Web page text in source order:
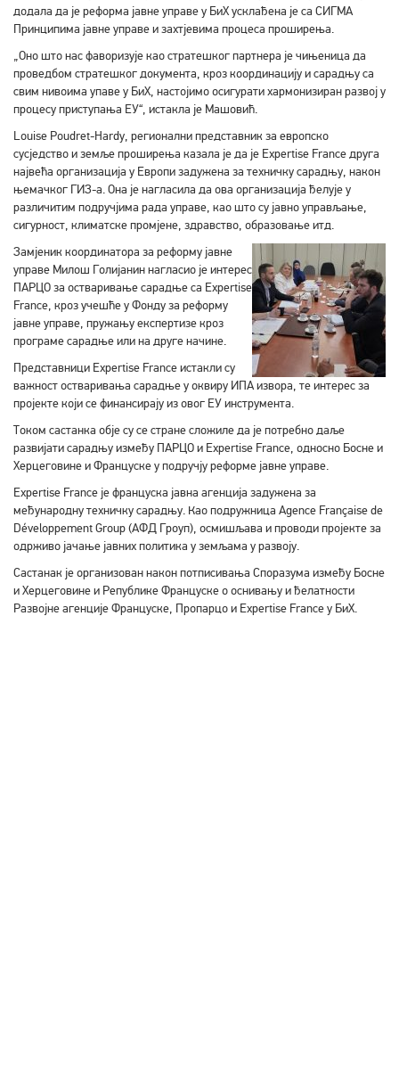
додала да је реформа јавне управе у БиХ усклађена је са СИГМА
Принципима јавне управе и захтјевима процеса проширења.
„Оно што нас фаворизује као стратешког партнера је чињеница да
проведбом стратешког документа, кроз координацију и сарадњу са
свим нивоима упаве у БиХ, настојимо осигурати хармонизиран развој у
процесу приступања ЕУ“, истакла је Машовић.
Louise Poudret-Hardy, регионални представник за европско
сусједство и земље проширења казала је да је Expertise France друга
највећа организација у Европи задужена за техничку сарадњу, након
њемачког ГИЗ-а. Она је нагласила да ова организација ђелује у
различитим подручјима рада управе, као што су јавно управљање,
сигурност, климатске промјене, здравство, образовање итд.
Замјеник координатора за реформу јавне
управе Милош Голијанин нагласио је интерес
ПАРЦО за остваривање сарадње са Expertise
France, кроз учешће у Фонду за реформу
јавне управе, пружању експертизе кроз
програме сарадње или на друге начине.
Представници Expertise France истакли су
важност остваривања сарадње у оквиру ИПА извора, те интерес за
пројекте који се финансирају из овог ЕУ инструмента.
Током састанка обје су се стране сложиле да је потребно даље
развијати сарадњу између ПАРЦО и Expertise France, односно Босне и
Херцеговине и Француске у подручју реформе јавне управе.
Expertise France је француска јавна агенција задужена за
међународну техничку сарадњу. Као подружница Agence Française de
Développement Group (АФД Гроуп), осмишљава и проводи пројекте за
одрживо јачање јавних политика у земљама у развоју.
Састанак је организован након потписивања Споразума између Босне
и Херцеговине и Републике Француске о оснивању и ђелатности
Развојне агенције Француске, Пропарцо и Expertise France у БиХ.